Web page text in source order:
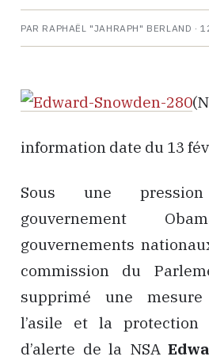
PAR RAPHAËL "JAHRAPH" BERLAND ·
information date du 13
Sous une
gouvernement
gouvernements
commission du
supprimé une
l’asile et la
d’alerte de la NSA